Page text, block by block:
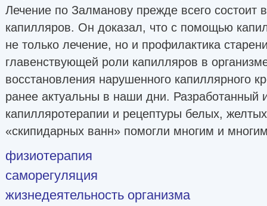
Лечение по Залманову прежде всего состоит
капилляров. Он доказал, что с помощью
не только лечение, но и профилактика
главенствующей роли капилляров в
восстановления нарушенного капиллярного
ранее актуальны в наши дни. Разработанный
капилляротерапии и рецептуры белых,
«скипидарных ванн» помогли многим и
физиотерапия
саморегуляция
жизнедеятельность организма